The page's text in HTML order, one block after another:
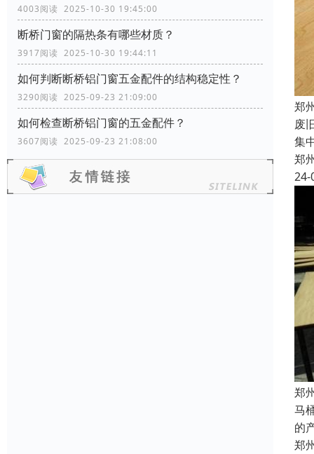
4003阅读 2025-10-30 19:45:00
断桥门窗的隔热条有哪些材质？
3917阅读 2025-10-30 19:44:11
如何判断断桥铝门窗五金配件的结构稳定性？
3290阅读 2025-09-23 21:09:00
如何检查断桥铝门窗的五金配件？
3607阅读 2025-09-23 21:08:00
郑
废
集
郑
24-
郑
马
的
郑